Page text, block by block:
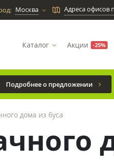
Москва chevron_down Адреса офисов
Каталог Акции -25%
Подробнее о предложении
дома из буса